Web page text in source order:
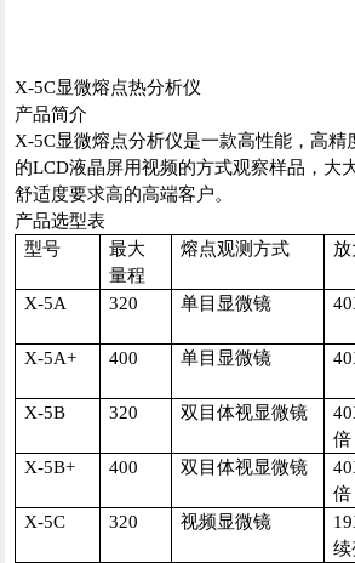
X-5C显微熔点热分析仪
产品简介
X-5C显微熔点分析仪是一款高性能，高
的LCD液晶屏用视频的方式观察样品，大
舒适度要求高的高端客户。
产品选型表
型号
最大
量程
熔点观测方式
X-5A 320 单目显微镜
X-5A+ 400 单目显微镜
X-5B 320 双目体视显微镜
倍
X-5B+
400 双目体视显微镜
倍
X-5C
320 视频显微镜
续